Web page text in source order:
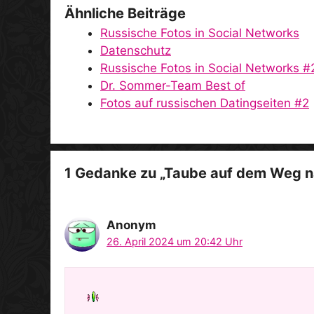
Ähnliche Beiträge
Russische Fotos in Social Networks
Datenschutz
Russische Fotos in Social Networks
Dr. Sommer-Team Best of
Fotos auf russischen Datingseiten #2
1 Gedanke zu „Taube auf dem Weg
Anonym
26. April 2024 um 20:42 Uhr